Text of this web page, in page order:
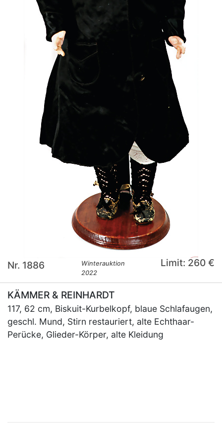
Nr. 1886
Winterauktion
2022
Limit: 260 €
KÄMMER & REINHARDT
117, 62 cm, Biskuit-Kurbelkopf, blaue Schlafaugen,
geschl. Mund, Stirn restauriert, alte Echthaar-
Perücke, Glieder-Körper, alte Kleidung